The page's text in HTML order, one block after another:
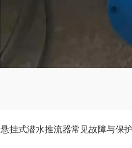
悬挂式潜水推流器常见故障与保